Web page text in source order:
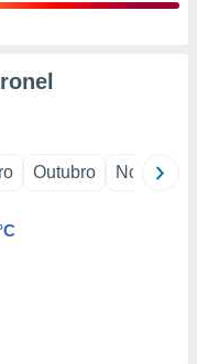
Outubro Novembro